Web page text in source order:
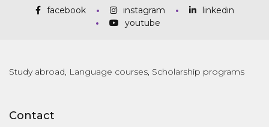
facebook instagram
linkedin
youtube
Study abroad, Language courses, Scholarship programs
Contact